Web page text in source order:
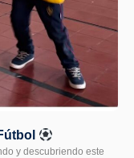
y descubriendo este